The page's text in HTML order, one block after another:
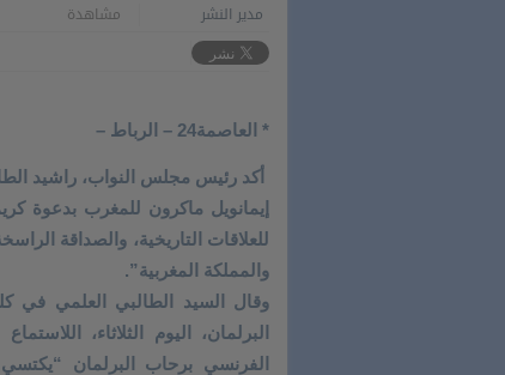
مدير النشر مشاهدة
* العاصمة24 – الرباط –
أكد رئيس مجلس النواب، راشيد
إيمانويل ماكرون للمغرب بدعوة
للعلاقات التاريخية، والصداقة
والمملكة المغربية”.
وقال السيد الطالبي العلمي في
البرلمان، اليوم الثلاثاء،
الفرنسي برحاب البرلمان